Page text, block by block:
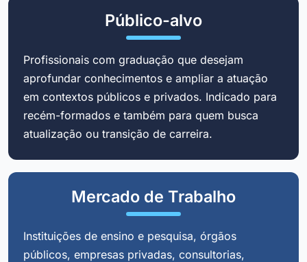
Público-alvo
Profissionais com graduação que desejam
aprofundar conhecimentos e ampliar a atuação
em contextos públicos e privados. Indicado para
recém-formados e também para quem busca
atualização ou transição de carreira.
Mercado de Trabalho
Instituições de ensino e pesquisa, órgãos
públicos, empresas privadas, consultorias,